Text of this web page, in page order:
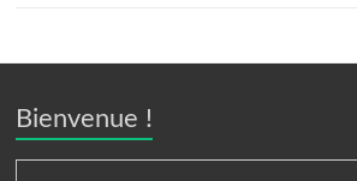
Bienvenue !